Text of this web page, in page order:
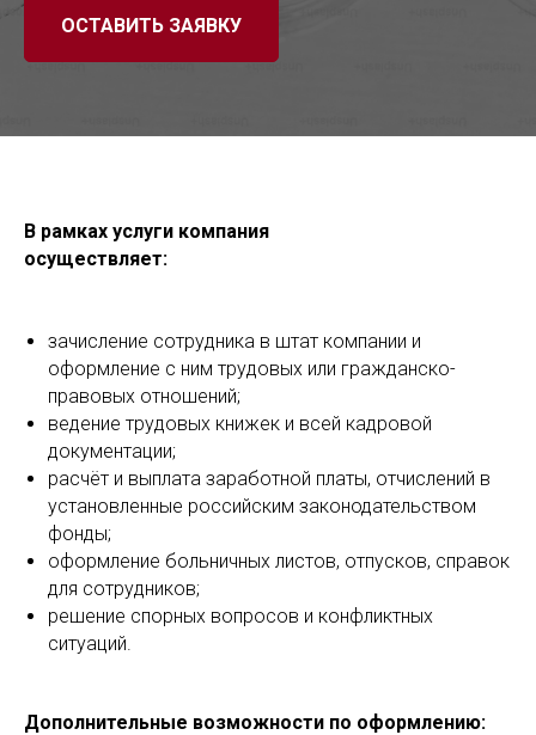
ОСТАВИТЬ ЗАЯВКУ
В рамках услуги компания
осуществляет:
зачисление сотрудника в штат компании и
оформление с ним трудовых или гражданско-
правовых отношений;
ведение трудовых книжек и всей кадровой
документации;
расчёт и выплата заработной платы, отчислений в
установленные российским законодательством
фонды;
оформление больничных листов, отпусков, справок
для сотрудников;
решение спорных вопросов и конфликтных
ситуаций.
Дополнительные возможности по оформлению: